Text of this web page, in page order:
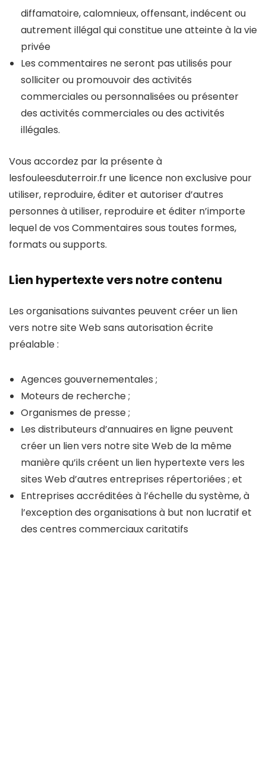
diffamatoire, calomnieux, offensant, indécent ou
autrement illégal qui constitue une atteinte à la vie
privée
Les commentaires ne seront pas utilisés pour
solliciter ou promouvoir des activités
commerciales ou personnalisées ou présenter
des activités commerciales ou des activités
illégales.
Vous accordez par la présente à
lesfouleesduterroir.fr une licence non exclusive pour
utiliser, reproduire, éditer et autoriser d’autres
personnes à utiliser, reproduire et éditer n’importe
lequel de vos Commentaires sous toutes formes,
formats ou supports.
Lien hypertexte vers notre contenu
Les organisations suivantes peuvent créer un lien
vers notre site Web sans autorisation écrite
préalable :
Agences gouvernementales ;
Moteurs de recherche ;
Organismes de presse ;
Les distributeurs d’annuaires en ligne peuvent
créer un lien vers notre site Web de la même
manière qu’ils créent un lien hypertexte vers les
sites Web d’autres entreprises répertoriées ; et
Entreprises accréditées à l’échelle du système, à
l’exception des organisations à but non lucratif et
des centres commerciaux caritatifs